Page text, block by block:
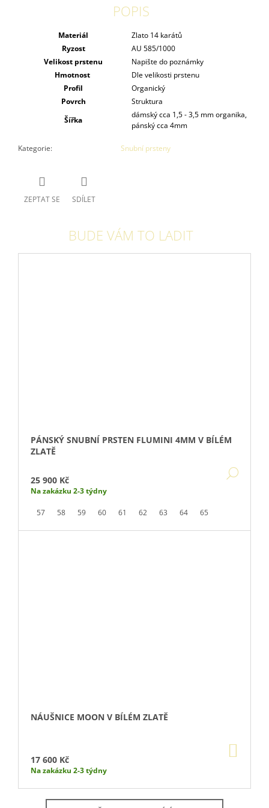
Materiál
Zlato 14 karátů
Ryzost
AU 585/1000
Velikost prstenu
Napište do poznámky
Hmotnost
Dle velikosti prstenu
Profil
Organický
Povrch
Struktura
Šířka
dámský cca 1,5 - 3,5 mm organika,
pánský cca 4mm
Kategorie: Snubní prsteny
ZEPTAT SE SDÍLET
POPIS
PÁNSKÝ SNUBNÍ PRSTEN FLUMINI 4MM V BÍLÉM
ZLATĚ
25 900 Kč
Na zakázku 2-3 týdny
57 58 59 60 61 62 63 64 65
NÁUŠNICE MOON V BÍLÉM ZLATĚ
17 600 Kč
Na zakázku 2-3 týdny
BUDE VÁM TO LADIT